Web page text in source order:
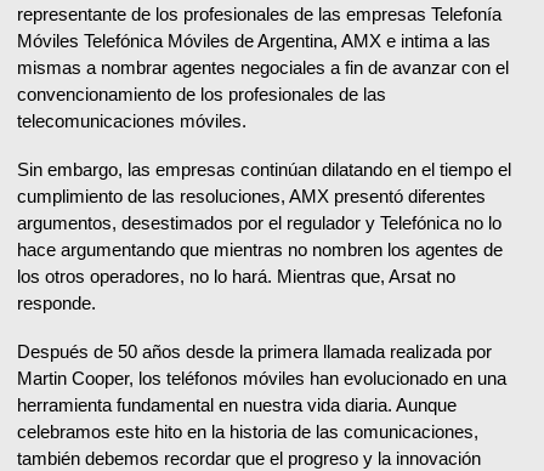
representante de los profesionales de las empresas Telefonía
Móviles Telefónica Móviles de Argentina, AMX e intima a las
mismas a nombrar agentes negociales a fin de avanzar con el
convencionamiento de los profesionales de las
telecomunicaciones móviles.
Sin embargo, las empresas continúan dilatando en el tiempo el
cumplimiento de las resoluciones, AMX presentó diferentes
argumentos, desestimados por el regulador y Telefónica no lo
hace argumentando que mientras no nombren los agentes de
los otros operadores, no lo hará. Mientras que, Arsat no
responde.
Después de 50 años desde la primera llamada realizada por
Martin Cooper, los teléfonos móviles han evolucionado en una
herramienta fundamental en nuestra vida diaria. Aunque
celebramos este hito en la historia de las comunicaciones,
también debemos recordar que el progreso y la innovación